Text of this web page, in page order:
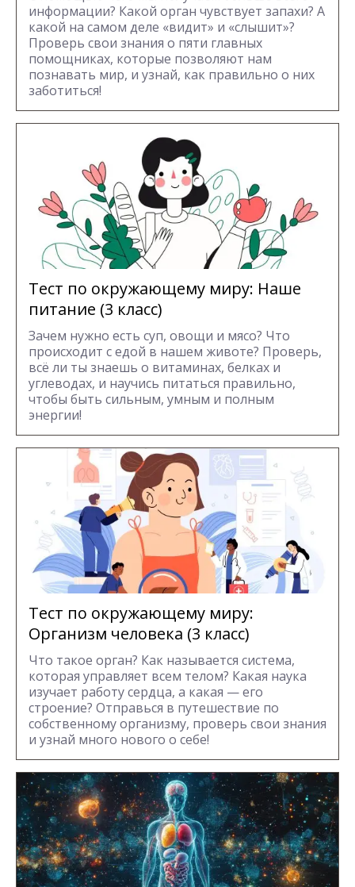
информации? Какой орган чувствует запахи? А
какой на самом деле «видит» и «слышит»?
Проверь свои знания о пяти главных
помощниках, которые позволяют нам
познавать мир, и узнай, как правильно о них
заботиться!
Тест по окружающему миру: Наше
питание (3 класс)
Зачем нужно есть суп, овощи и мясо? Что
происходит с едой в нашем животе? Проверь,
всё ли ты знаешь о витаминах, белках и
углеводах, и научись питаться правильно,
чтобы быть сильным, умным и полным
энергии!
Тест по окружающему миру:
Организм человека (3 класс)
Что такое орган? Как называется система,
которая управляет всем телом? Какая наука
изучает работу сердца, а какая — его
строение? Отправься в путешествие по
собственному организму, проверь свои знания
и узнай много нового о себе!